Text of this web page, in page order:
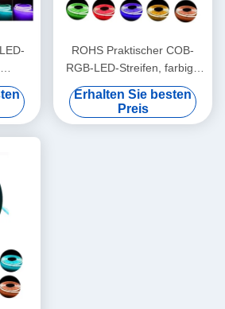
V,
ROHS Praktischer COB-
RGB-LED-Streifen, farbige
LED-Lichtstreifen mit
mehreren Szenen
Erhalten Sie besten
Preis